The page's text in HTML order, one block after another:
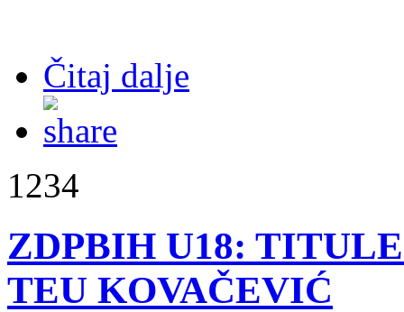
Čitaj dalje
1234
ZDPBIH U18:
TEU KOVAČEVIĆ